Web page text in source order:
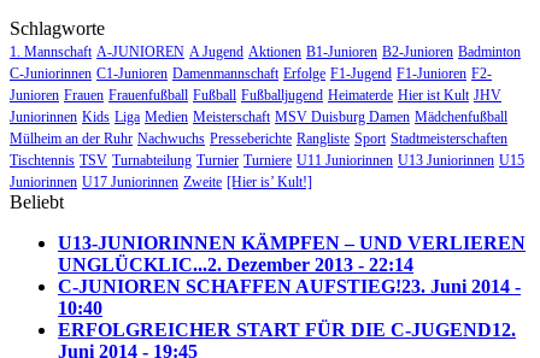
Schlagworte
1. Mannschaft A-JUNIOREN A Jugend Aktionen B1-Junioren B2-Junioren Badminton
C-Juniorinnen C1-Junioren Damenmannschaft Erfolge F1-Jugend F1-Junioren F2-
Junioren Frauen Frauenfußball Fußball Fußballjugend Heimaterde Hier ist Kult JHV
Juniorinnen Kids Liga Medien Meisterschaft MSV Duisburg Damen Mädchenfußball
Mülheim an der Ruhr Nachwuchs Presseberichte Rangliste Sport Stadtmeisterschaften
Tischtennis TSV Turnabteilung Turnier Turniere U11 Juniorinnen U13 Juniorinnen U15
Juniorinnen U17 Juniorinnen Zweite [Hier is’ Kult!]
Beliebt
U13-JUNIORINNEN KÄMPFEN – UND VERLIEREN
UNGLÜCKLIC...2. Dezember 2013 - 22:14
C-JUNIOREN SCHAFFEN AUFSTIEG!23. Juni 2014 -
10:40
ERFOLGREICHER START FÜR DIE C-JUGEND12.
Juni 2014 - 19:45